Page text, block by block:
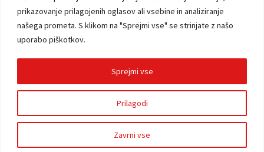
prikazovanje prilagojenih oglasov ali vsebine in analiziranje
našega prometa. S klikom na "Sprejmi vse" se strinjate z našo
uporabo piškotkov.
Prilagodi
Zavrni vse
Sprejmi vse
Copyright © 2026 Sva prava zadržana. AS Power Equipment d.o.o. |
Izdelava spletne strani:RSMT